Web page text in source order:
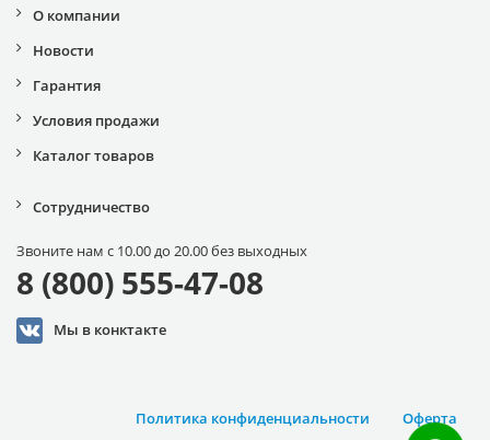
О компании
Новости
Гарантия
Условия продажи
Каталог товаров
Сотрудничество
Звоните нам с 10.00 до 20.00 без выходных
8 (800) 555-47-08
Мы в конктакте
Оферта
Политика конфиденциальности